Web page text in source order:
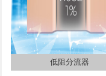
低阻分流器